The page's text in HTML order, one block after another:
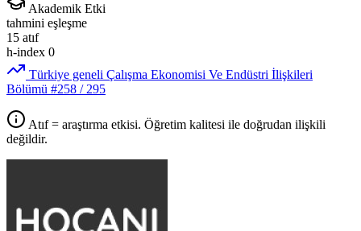
Akademik Etki
tahmini eşleşme
15 atıf
h-index 0
Türkiye geneli Çalışma Ekonomisi Ve Endüstri İlişkileri
Bölümü #258 / 295
Atıf = araştırma etkisi. Öğretim kalitesi ile doğrudan ilişkili
değildir.